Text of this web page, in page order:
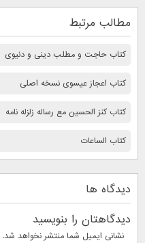
مطالب مرتبط
کتاب حاجت و مطلب دینی و دنیوی
کتاب اعجاز عیسوی نسخه اصلی
کتاب کنز الحسین مع رساله زلزله نامه
کتاب الساعات
دیدگاه ها
دیدگاهتان را بنویسید
نشانی ایمیل شما منتشر نخواهد شد.